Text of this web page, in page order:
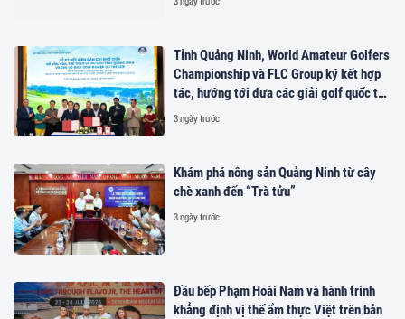
Tỉnh Quảng Ninh, World Amateur Golfers
Championship và FLC Group ký kết hợp
tác, hướng tới đưa các giải golf quốc tế
đến Việt Nam
3 ngày trước
Khám phá nông sản Quảng Ninh từ cây
chè xanh đến “Trà tửu”
3 ngày trước
Đầu bếp Phạm Hoài Nam và hành trình
khẳng định vị thế ẩm thực Việt trên bản